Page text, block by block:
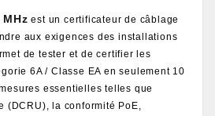
est un certificateur de câblage
aux exigences des installations
de tester et de certifier les
6A / Classe EA en seulement 10
essentielles telles que
(DCRU), la conformité PoE,